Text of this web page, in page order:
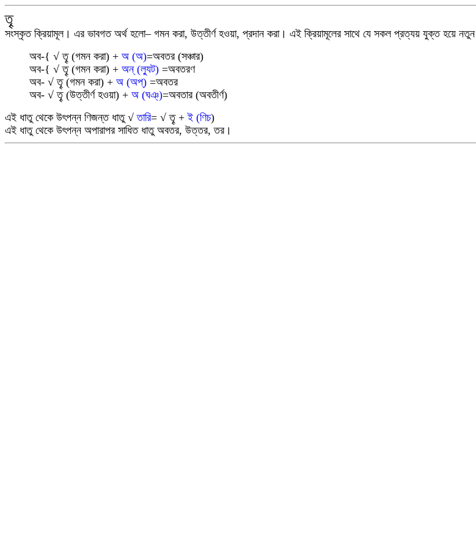
তৄ
সংস্কৃত ক্রিয়ামূল। এর ভাবগত অর্থ হলো– গমন করা, উত্তীর্ণ হওয়া, প্রদান করা। এই ক্রিয়ামূলের সাথে যে সকল প্রত্যয় যুক্ত হয়ে নতুন
অব-{ √তৄ (গমন করা) + অ (অ)=অবতর (সঞ্চার)
অব-{ √তৄ (গমন করা) + অন্ (ল্যুট) =অবতরণ
অব- √তৄ (গমন করা) + অ (অপ্) =অবতর
অব- √তৄ (উত্তীর্ণ হওয়া) + অ (ঘঞ্)=অবতার (অবতীর্ণ)
এই ধাতু থেকে উৎপন্ন ণিজন্ত ধাতু √তারি= √তৄ +ই (ণিচ)
এই ধাতু থেকে উৎপন্ন অপারাপর সাধিত ধাতু অবতর, উত্তর, তর।